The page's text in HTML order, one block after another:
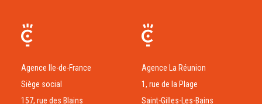
Agence Ile-de-France
Siège social
157, rue des Blains
Agence La Réunion
1, rue de la Plage
Saint-Gilles-Les-Bains